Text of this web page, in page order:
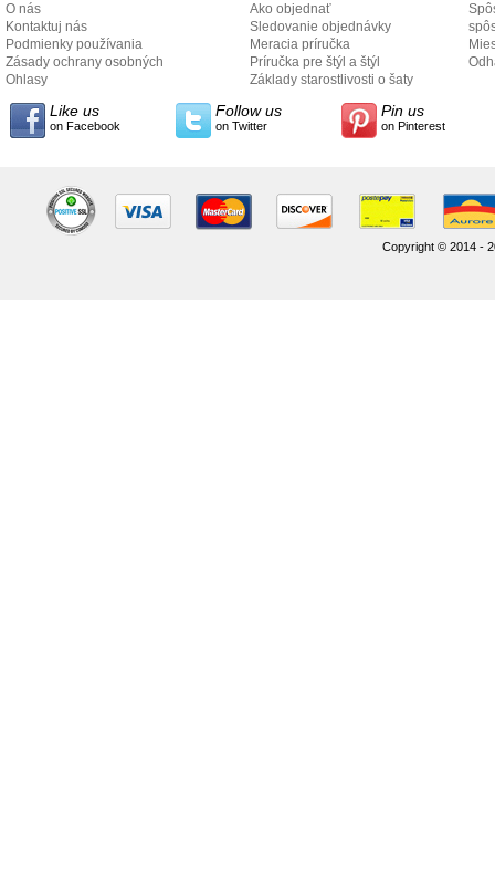
O nás
Kontaktuj nás
Podmienky používania
Zásady ochrany osobných
údajov
Ohlasy
Ako objednať
Sledovanie objednávky
Meracia príručka
Príručka pre štýl a štýl
Základy starostlivosti o šaty
Like us
on Facebook
Follow us
on Twitter
Pin us
on Pinterest
Copyright © 2014 -